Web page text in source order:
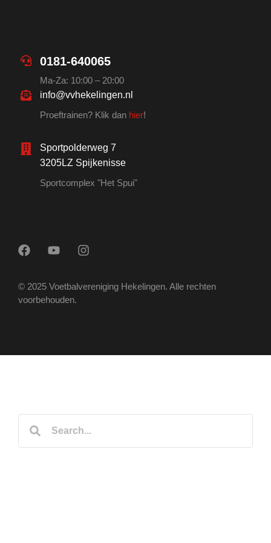
0181-640065
Ma-Za: 10:00 – 20:00
info@vvhekelingen.nl
Proeftrainen? Klik dan hier!
Sportpolderweg 7
3205LZ Spijkenisse
Sportcomplex "Het Spui"
© 2025 Voetbalvereniging Hekelingen. Alle rechten
voorbehouden.